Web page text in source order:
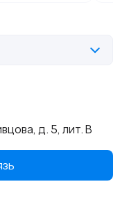
д. 5, лит. В